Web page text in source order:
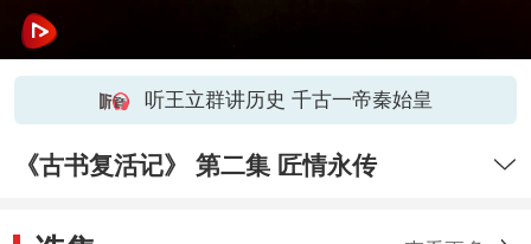
听王立群讲历史 千古一帝秦始皇
《古书复活记》 第二集 匠情永传